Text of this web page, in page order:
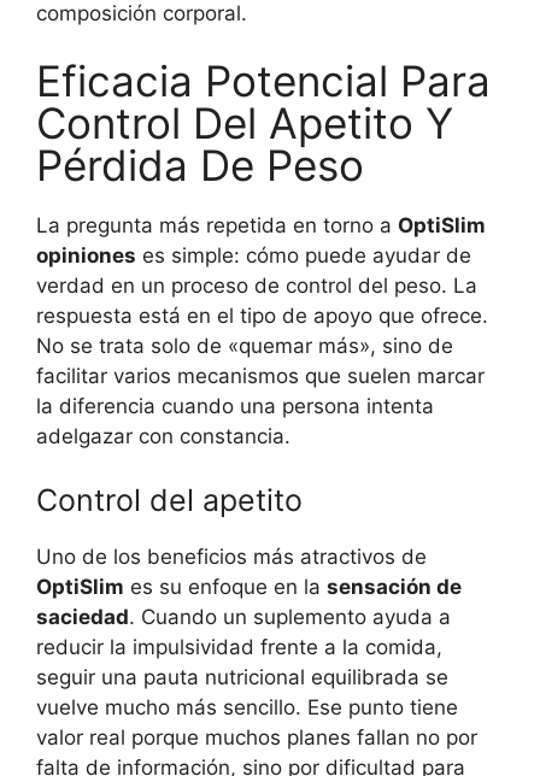
composición corporal.
Eficacia Potencial Para
Control Del Apetito Y
Pérdida De Peso
La pregunta más repetida en torno a OptiSlim
opiniones es simple: cómo puede ayudar de
verdad en un proceso de control del peso. La
respuesta está en el tipo de apoyo que ofrece.
No se trata solo de «quemar más», sino de
facilitar varios mecanismos que suelen marcar
la diferencia cuando una persona intenta
adelgazar con constancia.
Control del apetito
Uno de los beneficios más atractivos de
OptiSlim es su enfoque en la sensación de
saciedad. Cuando un suplemento ayuda a
reducir la impulsividad frente a la comida,
seguir una pauta nutricional equilibrada se
vuelve mucho más sencillo. Ese punto tiene
valor real porque muchos planes fallan no por
falta de información, sino por dificultad para